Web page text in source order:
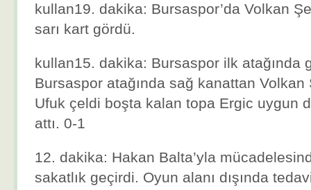
kullan19. dakika: Bursaspor’da Volkan
sarı kart gördü.
kullan15. dakika: Bursaspor ilk atağında
Bursaspor atağında sağ kanattan Volkan
Ufuk çeldi boşta kalan topa Ergic uygun
attı. 0-1
12. dakika: Hakan Balta’yla
sakatlık geçirdi. Oyun alanı dışında